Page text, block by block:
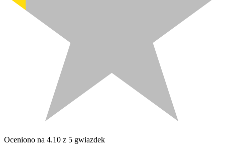
Oceniono na 4.10 z 5 gwiazdek